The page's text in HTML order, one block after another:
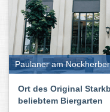
Paulaner am
Ort des Original
beliebtem Biergarten